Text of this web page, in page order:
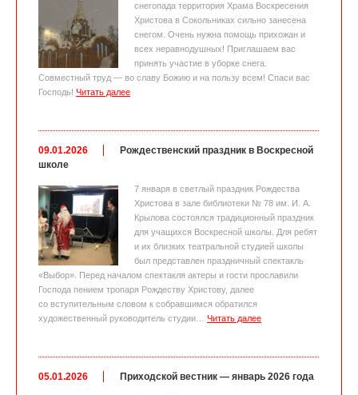
снегопада территория Храма Воскресения
Христова в Сокольниках сильно занесена
снегом. Очень нужна помощь прихожан и
всех неравнодушных! Приглашаем вас
принять участие в уборке снега.
Совместный труд — во славу Божию и на пользу всем! Спаси вас
Господь! Читать далее
09.01.2026
Рождественский праздник в Воскресной
школе
7 января в светлый праздник Рождества
Христова в зале библиотеки № 78 им. И. А.
Крылова состоялся традиционный праздник
для учащихся Воскресной школы. Для ребят
и их близких театральной студией школы
был представлен праздничный спектакль
«Выбор». Перед началом спектакля актеры и гости прославили
Господа пением тропаря Рождеству Христову, далее
со вступительным словом к собравшимся обратился
художественный руководитель студии… Читать далее
05.01.2026 Приходской вестник — январь 2026 года